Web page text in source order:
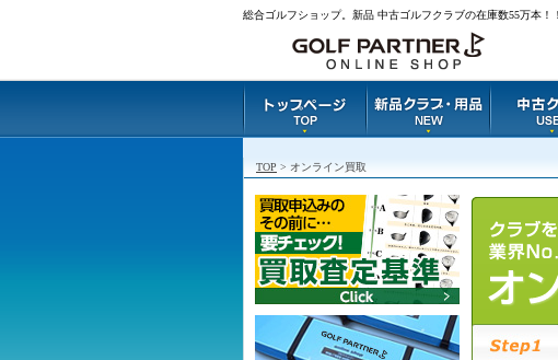
総合ゴルフショップ。新品 中古ゴルフクラブの在庫数55万本
TOP > オンライン買取